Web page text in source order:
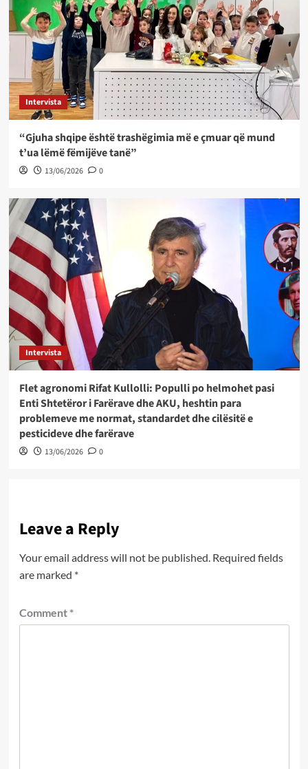
Intervista
“Gjuha shqipe është trashëgimia më e çmuar që mund
t’ua lëmë fëmijëve tanë”
13/06/2026 0
Intervista
Flet agronomi Rifat Kullolli: Populli po helmohet pasi
Enti Shtetëror i Farërave dhe AKU, heshtin para
problemeve me normat, standardet dhe cilësitë e
pesticideve dhe farërave
13/06/2026 0
Leave a Reply
Your email address will not be published. Required fields
are marked *
Comment *